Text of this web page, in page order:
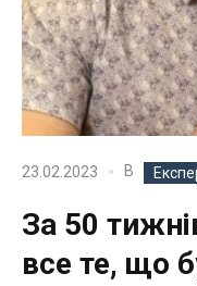
23.02.2023 В
За 50
все те, що